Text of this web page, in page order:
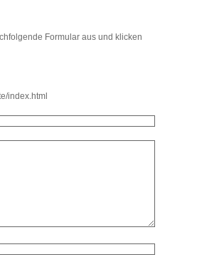
Formular aus und klicken
index.html